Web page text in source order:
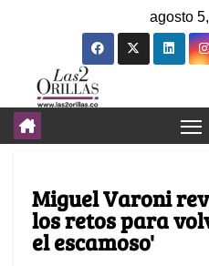
agosto
Miguel Varoni
los retos para
el escamoso'